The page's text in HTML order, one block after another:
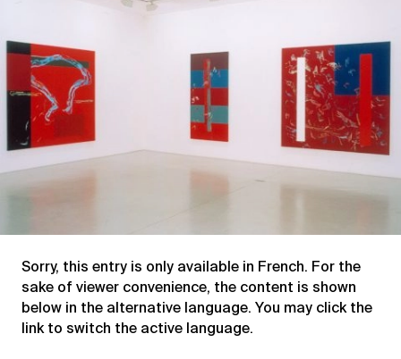
Sorry, this entry is only available in French. For the
sake of viewer convenience, the content is shown
below in the alternative language. You may click the
link to switch the active language.